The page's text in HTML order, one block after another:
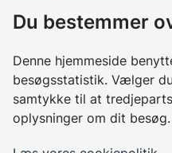
Betalinger til Glostrup
Borgerrådgiver
Søg job i kommunen
Du bestemmer
Denne hjemmeside
besøgsstatistik. Vælger
samtykke til at
oplysninger om dit besøg.